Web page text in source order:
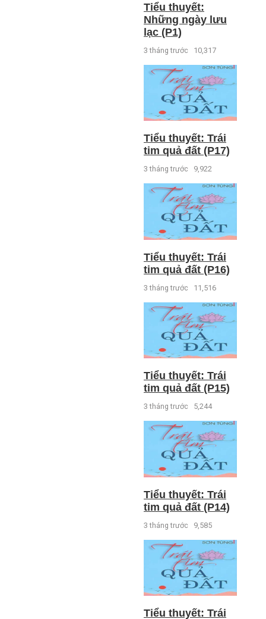
Tiểu thuyết:
Những ngày lưu
lạc (P1)
3 tháng trước 10,317
Tiểu thuyết: Trái
tim quả đất (P17)
3 tháng trước 9,922
Tiểu thuyết: Trái
tim quả đất (P16)
3 tháng trước 11,516
Tiểu thuyết: Trái
tim quả đất (P15)
3 tháng trước 5,244
Tiểu thuyết: Trái
tim quả đất (P14)
3 tháng trước 9,585
Tiểu thuyết: Trái